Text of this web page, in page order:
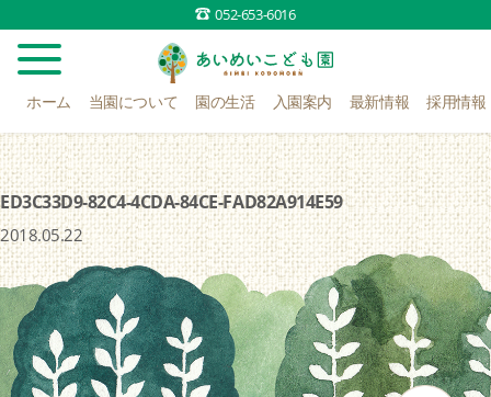
052-653-6016
ホーム 当園について 園の生活 入園案内 最新情報 採用情報
ED3C33D9-82C4-4CDA-84CE-FAD82A914E59
2018.05.22